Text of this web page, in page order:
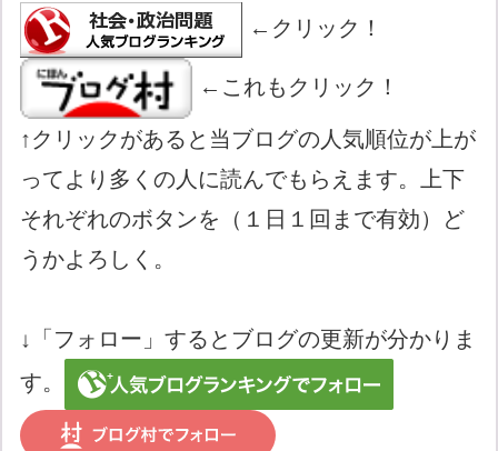
←クリック！
←これもクリック！
↑クリックがあると当ブログの人気順位が上が
ってより多くの人に読んでもらえます。上下
それぞれのボタンを（１日１回まで有効）ど
うかよろしく。
↓「フォロー」するとブログの更新が分かりま
す。